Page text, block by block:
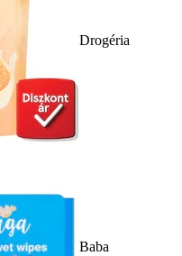
Drogéria
Baba